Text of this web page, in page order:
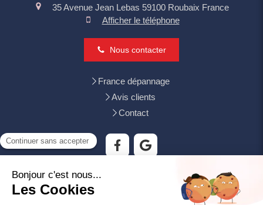
35 Avenue Jean Lebas 59100 Roubaix France
Afficher le téléphone
Nous contacter
France dépannage
Avis clients
Contact
Tourcoing, Mouvaux, Villeneuve-d'Ascq, Wattrelos, Croix,
Wasquehal, Lys-lez-Lannoy, Bondues, Neuville-en-Ferrain,